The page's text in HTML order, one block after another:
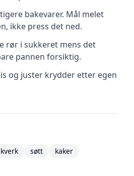
bakevarer. Mål melet
ikke press det ned.
rør i sukkeret mens det
pannen forsiktig.
og juster krydder etter egen
søtt
kaker